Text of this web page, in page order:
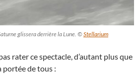
glissera derrière la Lune. ©Stellarium
rater ce spectacle, d’autant plus que
portée de tous :